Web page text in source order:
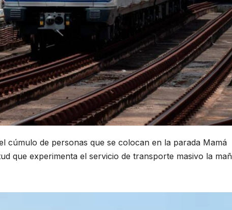
cúmulo de personas que se colocan en la parada Mamá
que experimenta el servicio de transporte masivo la